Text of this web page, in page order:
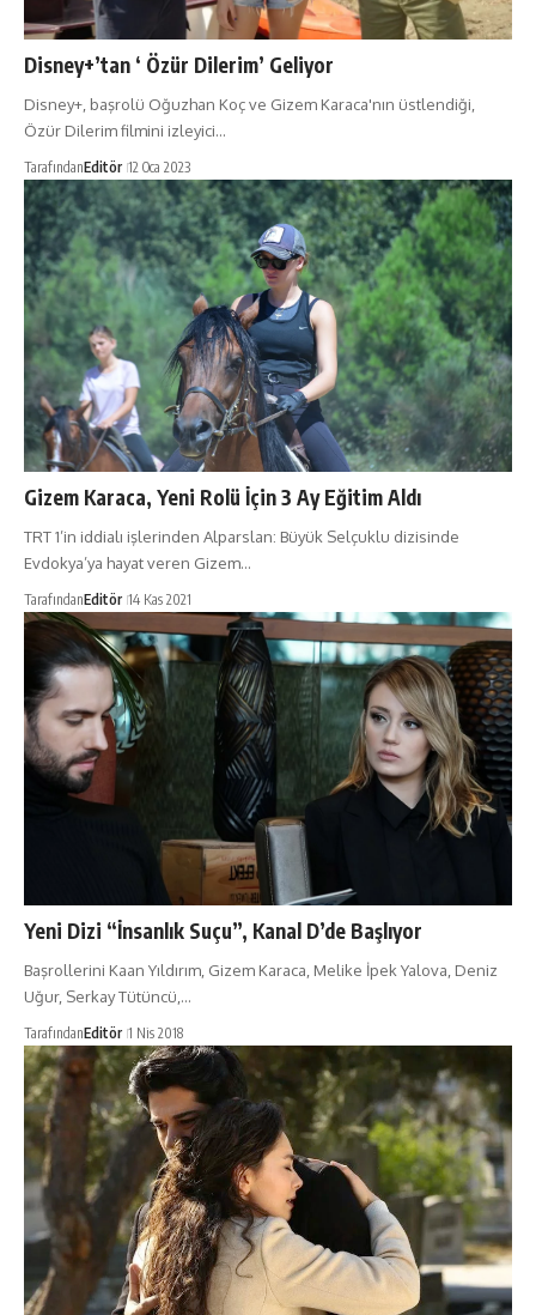
Disney+’tan ‘ Özür Dilerim’ Geliyor
Disney+, başrolü Oğuzhan Koç ve Gizem Karaca'nın üstlendiği,
Özür Dilerim filmini izleyici…
TarafındanEditör 12 Oca 2023
Gizem Karaca, Yeni Rolü İçin 3 Ay Eğitim Aldı
TRT 1’in iddialı işlerinden Alparslan: Büyük Selçuklu dizisinde
Evdokya’ya hayat veren Gizem…
TarafındanEditör 14 Kas 2021
Yeni Dizi “İnsanlık Suçu”, Kanal D’de Başlıyor
Başrollerini Kaan Yıldırım, Gizem Karaca, Melike İpek Yalova, Deniz
Uğur, Serkay Tütüncü,…
TarafındanEditör 1 Nis 2018